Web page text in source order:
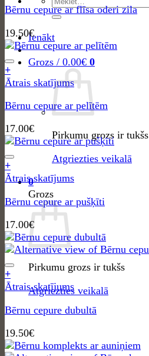
Ienākt
Grozs / 0.00€ 0
Pirkumu grozs ir tukšs
Atgriezties veikalā
0
Grozs
Pirkumu grozs ir tukšs
Atgriezties veikalā
Bērnu cepure ar flīsa oderi zila
19.50€
+
Ātrais skatījums
Bērnu cepure ar pelītēm
17.00€
+
Ātrais skatījums
Bērnu cepure ar pušķīti
17.00€
+
Ātrais skatījums
Bērnu cepure dubultā
19.50€